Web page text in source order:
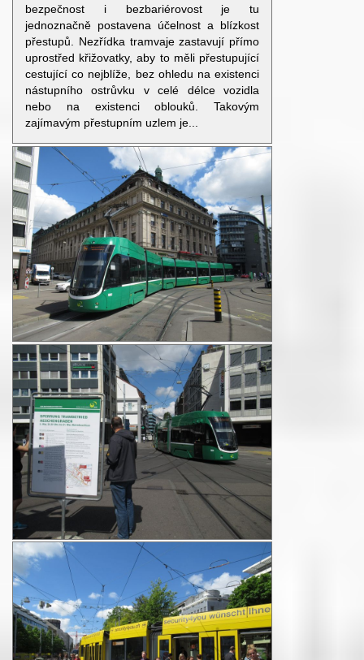
bezpečnost i bezbariérovost je tu
jednoznačně postavena účelnost a blízkost
přestupů. Nezřídka tramvaje zastavují přímo
uprostřed křižovatky, aby to měli přestupující
cestující co nejblíže, bez ohledu na existenci
nástupního ostrůvku v celé délce vozidla
nebo na existenci oblouků. Takovým
zajímavým přestupním uzlem je...